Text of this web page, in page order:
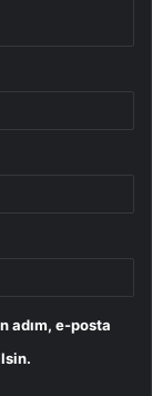
adım, e-posta